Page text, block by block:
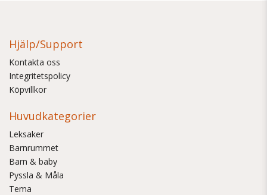
Hjälp/Support
Kontakta oss
Integritetspolicy
Köpvillkor
Huvudkategorier
Leksaker
Barnrummet
Barn & baby
Pyssla & Måla
Tema